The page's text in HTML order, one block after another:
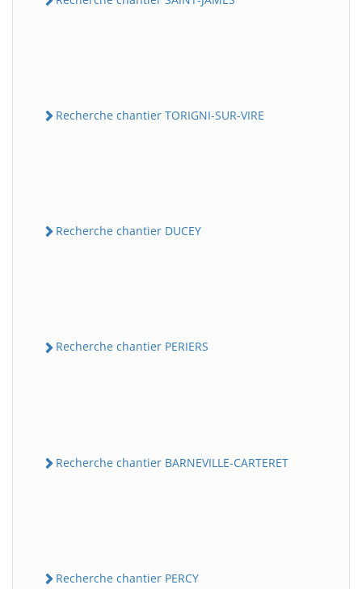
Recherche chantier TORIGNI-SUR-VIRE
Recherche chantier DUCEY
Recherche chantier PERIERS
Recherche chantier BARNEVILLE-CARTERET
Recherche chantier PERCY